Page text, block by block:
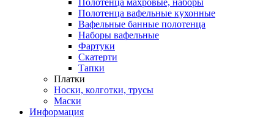
Полотенца махровые, наборы
Полотенца вафельные кухонные
Вафельные банные полотенца
Наборы вафельные
Фартуки
Скатерти
Тапки
Платки
Носки, колготки, трусы
Маски
Информация